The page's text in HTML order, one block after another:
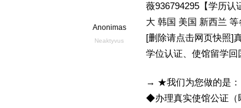
Anonimas
Neaktyvus
薇936794295【学历
大 韩国 美国 新西兰
[删除请点击网页快照]
学位认证、使馆留学
→ ★我们为您做的是：
◆办理真实使馆公证（